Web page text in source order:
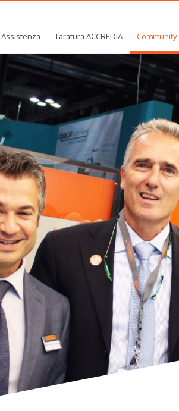
Assistenza Taratura ACCREDIA Community